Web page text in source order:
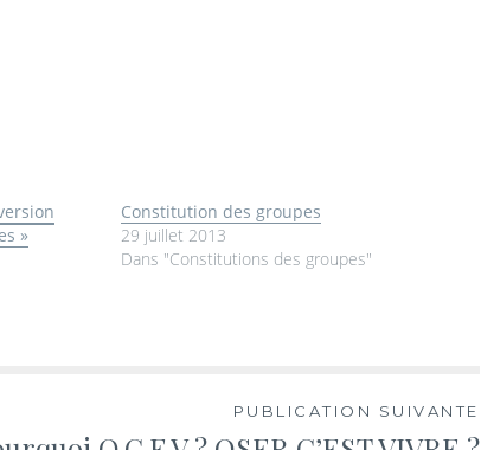
»
Constitution des groupes
29 juillet 2013
Dans "Constitutions des groupes"
PUBLICATION SUIVANTE